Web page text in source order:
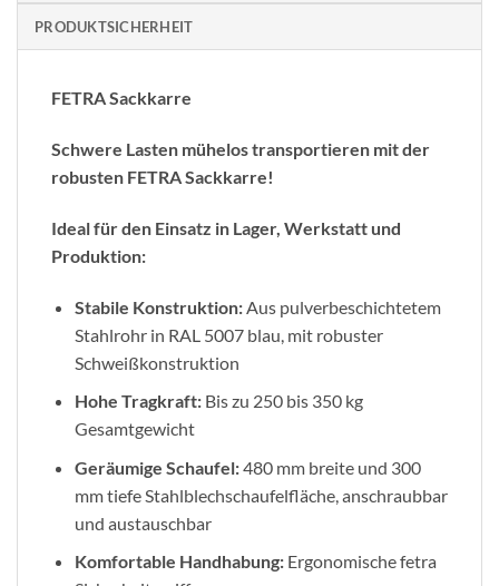
PRODUKTSICHERHEIT
FETRA Sackkarre
Schwere Lasten mühelos transportieren mit der
robusten FETRA Sackkarre!
Ideal für den Einsatz in Lager, Werkstatt und
Produktion:
Stabile Konstruktion:Aus pulverbeschichtetem
Stahlrohr in RAL 5007 blau, mit robuster
Schweißkonstruktion
Hohe Tragkraft:Bis zu 250 bis 350 kg
Gesamtgewicht
Geräumige Schaufel:480 mm breite und 300
mm tiefe Stahlblechschaufelfläche, anschraubbar
und austauschbar
Komfortable Handhabung:Ergonomische fetra